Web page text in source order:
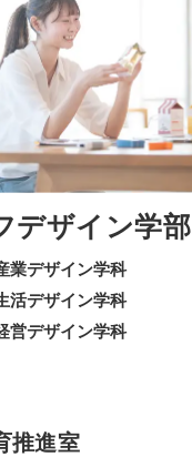
デザイン学部
業デザイン学科
活デザイン学科
営デザイン学科
推進室